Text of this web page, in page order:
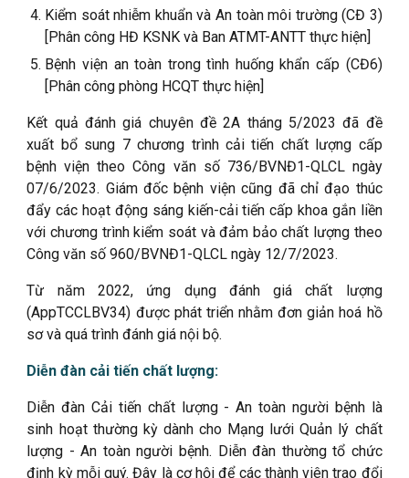
Kiểm soát nhiễm khuẩn và An toàn môi trường (CĐ 3)
[Phân công HĐ KSNK và Ban ATMT-ANTT thực hiện]
Bệnh viện an toàn trong tình huống khẩn cấp (CĐ6)
[Phân công phòng HCQT thực hiện]
Kết quả đánh giá chuyên đề 2A tháng 5/2023 đã đề
xuất bổ sung 7 chương trình cải tiến chất lượng cấp
bệnh viện theo Công văn số 736/BVNĐ1-QLCL ngày
07/6/2023. Giám đốc bệnh viện cũng đã chỉ đạo thúc
đẩy các hoạt động sáng kiến-cải tiến cấp khoa gắn liền
với chương trình kiểm soát và đảm bảo chất lượng theo
Công văn số 960/BVNĐ1-QLCL ngày 12/7/2023.
Từ năm 2022, ứng dụng đánh giá chất lượng
(AppTCCLBV34) được phát triển nhằm đơn giản hoá hồ
sơ và quá trình đánh giá nội bộ.
Diễn đàn cải tiến chất lượng:
Diễn đàn Cải tiến chất lượng - An toàn người bệnh là
sinh hoạt thường kỳ dành cho Mạng lưới Quản lý chất
lượng - An toàn người bệnh. Diễn đàn thường tổ chức
định kỳ mỗi quý. Đây là cơ hội để các thành viên trao đổi